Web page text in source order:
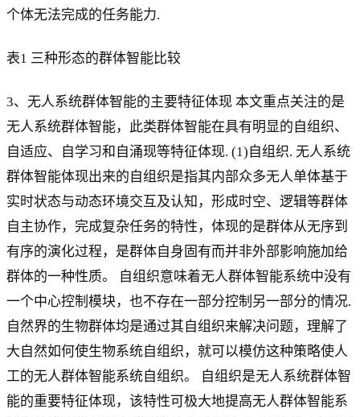
个体无法完成的任务能力.
表1 三种形态的群体智能比较
3、无人系统群体智能的主要特征体现 本文重点关注的是
无人系统群体智能，此类群体智能在具有明显的自组织、
自适应、自学习和自涌现等特征体现. (1)自组织. 无人系统
群体智能体现出来的自组织是指其内部众多无人单体基于
实时状态与动态环境交互及认知，形成时空、逻辑等群体
自主协作，完成复杂任务的特性，体现的是群体从无序到
有序的演化过程，是群体自身固有而并非外部影响施加给
群体的一种性质。 自组织意味着无人群体智能系统中没有
一个中心控制模块，也不存在一部分控制另一部分的情况.
自然界的生物群体均是通过其自组织来解决问题，理解了
大自然如何使生物系统自组织，就可以模仿这种策略使人
工的无人群体智能系统自组织。 自组织是无人系统群体智
能的重要特征体现，该特性可极大地提高无人群体智能系